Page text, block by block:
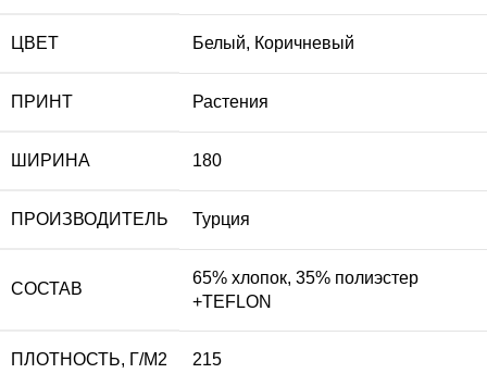
ЦВЕТ Белый, Коричневый
ПРИНТ Растения
ШИРИНА 180
ПРОИЗВОДИТЕЛЬ Турция
СОСТАВ
65% хлопок, 35% полиэстер
+TEFLON
ПЛОТНОСТЬ, Г/М2 215